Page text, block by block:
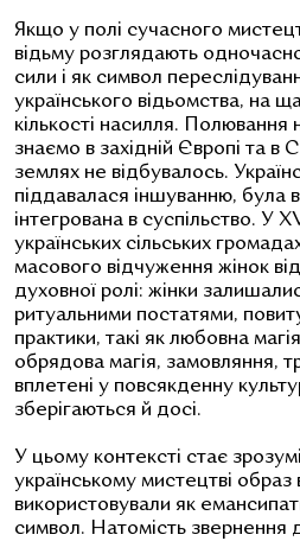
Якщо у полі сучасного
відьму розглядають
сили і як символ
українського відьомства, на
кількості насилля. Полювання
знаємо в західній Європі та в
землях не відбувалось.
піддавалася іншуванню, була
інтегрована в суспільство. У
українських сільських
масового відчуження жінок
духовної ролі: жінки
ритуальними постатями,
практики, такі як любовна
обрядова магія, замовляння,
вплетені у повсякденну
зберігаються й досі.
У цьому контексті стає
українському мистецтві
використовували як
символ. Натомість звернення